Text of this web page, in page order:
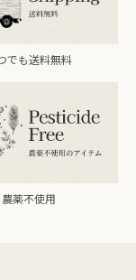
でも送料無料
農薬不使用